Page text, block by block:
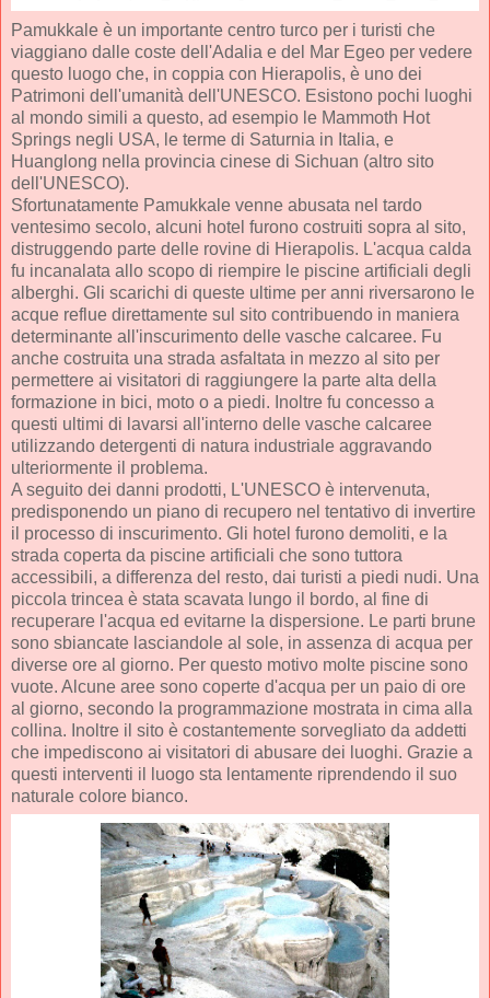
Pamukkale è un importante centro turco per i turisti che
viaggiano dalle coste dell'Adalia e del Mar Egeo per vedere
questo luogo che, in coppia con Hierapolis, è uno dei
Patrimoni dell'umanità dell'UNESCO. Esistono pochi luoghi
al mondo simili a questo, ad esempio le Mammoth Hot
Springs negli USA, le terme di Saturnia in Italia, e
Huanglong nella provincia cinese di Sichuan (altro sito
dell'UNESCO).
Sfortunatamente Pamukkale venne abusata nel tardo
ventesimo secolo, alcuni hotel furono costruiti sopra al sito,
distruggendo parte delle rovine di Hierapolis. L'acqua calda
fu incanalata allo scopo di riempire le piscine artificiali degli
alberghi. Gli scarichi di queste ultime per anni riversarono le
acque reflue direttamente sul sito contribuendo in maniera
determinante all'inscurimento delle vasche calcaree. Fu
anche costruita una strada asfaltata in mezzo al sito per
permettere ai visitatori di raggiungere la parte alta della
formazione in bici, moto o a piedi. Inoltre fu concesso a
questi ultimi di lavarsi all'interno delle vasche calcaree
utilizzando detergenti di natura industriale aggravando
ulteriormente il problema.
A seguito dei danni prodotti, L'UNESCO è intervenuta,
predisponendo un piano di recupero nel tentativo di invertire
il processo di inscurimento. Gli hotel furono demoliti, e la
strada coperta da piscine artificiali che sono tuttora
accessibili, a differenza del resto, dai turisti a piedi nudi. Una
piccola trincea è stata scavata lungo il bordo, al fine di
recuperare l'acqua ed evitarne la dispersione. Le parti brune
sono sbiancate lasciandole al sole, in assenza di acqua per
diverse ore al giorno. Per questo motivo molte piscine sono
vuote. Alcune aree sono coperte d'acqua per un paio di ore
al giorno, secondo la programmazione mostrata in cima alla
collina. Inoltre il sito è costantemente sorvegliato da addetti
che impediscono ai visitatori di abusare dei luoghi. Grazie a
questi interventi il luogo sta lentamente riprendendo il suo
naturale colore bianco.